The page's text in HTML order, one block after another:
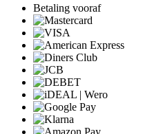
Betaling vooraf